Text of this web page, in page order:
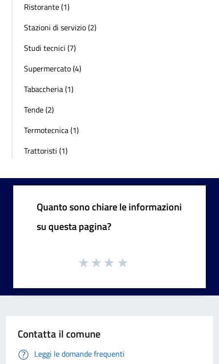
Ristorante (1)
Stazioni di servizio (2)
Studi tecnici (7)
Supermercato (4)
Tabaccheria (1)
Tende (2)
Termotecnica (1)
Trattoristi (1)
Quanto sono chiare le informazioni
su questa pagina?
Contatta il comune
Leggi le domande frequenti